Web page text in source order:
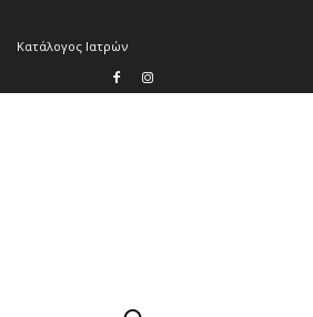
Κατάλογος Ιατρών